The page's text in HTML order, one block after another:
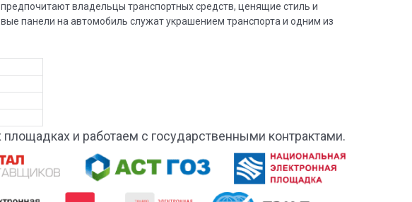
владельцы транспортных средств, ценящие стиль и
панели на автомобиль служат украшением транспорта и одним из
и работаем с государственными контрактами.